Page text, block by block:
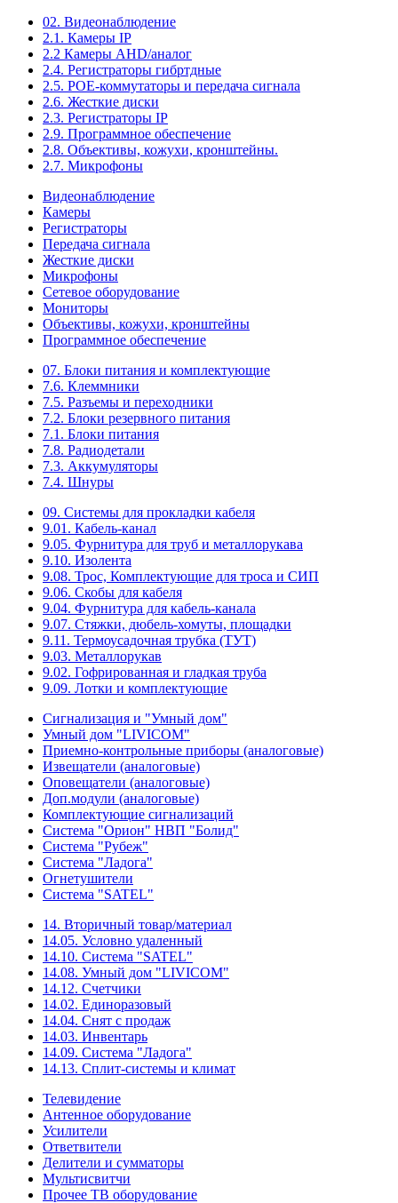
02. Видеонаблюдение
2.1. Камеры IP
2.2 Камеры AHD/аналог
2.4. Регистраторы гибртдные
2.5. РОЕ-коммутаторы и передача сигнала
2.6. Жесткие диски
2.3. Регистраторы IP
2.9. Программное обеспечение
2.8. Объективы, кожухи, кронштейны.
2.7. Микрофоны
Видеонаблюдение
Камеры
Регистраторы
Передача сигнала
Жесткие диски
Микрофоны
Сетевое оборудование
Мониторы
Объективы, кожухи, кронштейны
Программное обеспечение
07. Блоки питания и комплектующие
7.6. Клеммники
7.5. Разъемы и переходники
7.2. Блоки резервного питания
7.1. Блоки питания
7.8. Радиодетали
7.3. Аккумуляторы
7.4. Шнуры
09. Системы для прокладки кабеля
9.01. Кабель-канал
9.05. Фурнитура для труб и металлорукава
9.10. Изолента
9.08. Трос, Комплектующие для троса и СИП
9.06. Скобы для кабеля
9.04. Фурнитура для кабель-канала
9.07. Стяжки, дюбель-хомуты, площадки
9.11. Термоусадочная трубка (ТУТ)
9.03. Металлорукав
9.02. Гофрированная и гладкая труба
9.09. Лотки и комплектующие
Сигнализация и "Умный дом"
Умный дом "LIVICOM"
Приемно-контрольные приборы (аналоговые)
Извещатели (аналоговые)
Оповещатели (аналоговые)
Доп.модули (аналоговые)
Комплектующие сигнализаций
Система "Орион" НВП "Болид"
Система "Рубеж"
Система "Ладога"
Огнетушители
Система "SATEL"
14. Вторичный товар/материал
14.05. Условно удаленный
14.10. Система "SATEL"
14.08. Умный дом "LIVICOM"
14.12. Счетчики
14.02. Единоразовый
14.04. Снят с продаж
14.03. Инвентарь
14.09. Система "Ладога"
14.13. Сплит-системы и климат
Телевидение
Антенное оборудование
Усилители
Ответвители
Делители и сумматоры
Мультисвитчи
Прочее ТВ оборудование